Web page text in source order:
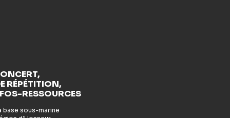
RÉPÉTITION,
RESSOURCES
base sous-marine